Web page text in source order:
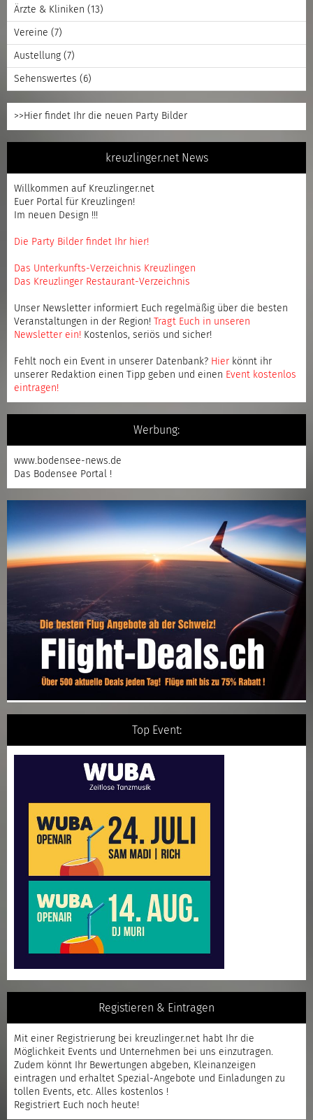
Ärzte & Kliniken (13)
Vereine (7)
Austellung (7)
Sehenswertes (6)
>>Hier findet Ihr die neuen Party Bilder
kreuzlinger.net News
Willkommen auf Kreuzlinger.net
Euer Portal für Kreuzlingen!
Im neuen Design !!!
Die Party Bilder findet Ihr hier!
Das Unterkunfts-Verzeichnis Kreuzlingen
Das Kreuzlinger Restaurant-Verzeichnis
Unser Newsletter informiert Euch regelmäßig über die besten
Veranstaltungen in der Region!
Tragt Euch in unseren
Newsletter ein! Kostenlos, seriös und sicher!
Fehlt noch ein Event in unserer Datenbank? Hier könnt ihr
unserer Redaktion einen Tipp geben und einen Event kostenlos
eintragen!
Werbung:
www.bodensee-news.de
Das Bodensee Portal !
Top Event:
Registieren & Eintragen
Mit einer Registrierung bei kreuzlinger.net habt Ihr die
Möglichkeit Events und Unternehmen bei uns einzutragen.
Zudem könnt Ihr Bewertungen abgeben, Kleinanzeigen
eintragen und erhaltet Spezial-Angebote und Einladungen zu
tollen Events, etc. Alles kostenlos !
Registriert Euch noch heute!